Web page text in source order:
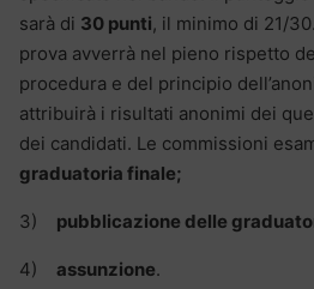
sarà di 30 punti, il minimo di 21/
prova avverrà nel pieno rispetto
procedura e del principio
attribuirà i risultati anonimi dei
dei candidati. Le commissioni
graduatoria finale;
3) pubblicazione delle
4) assunzione.